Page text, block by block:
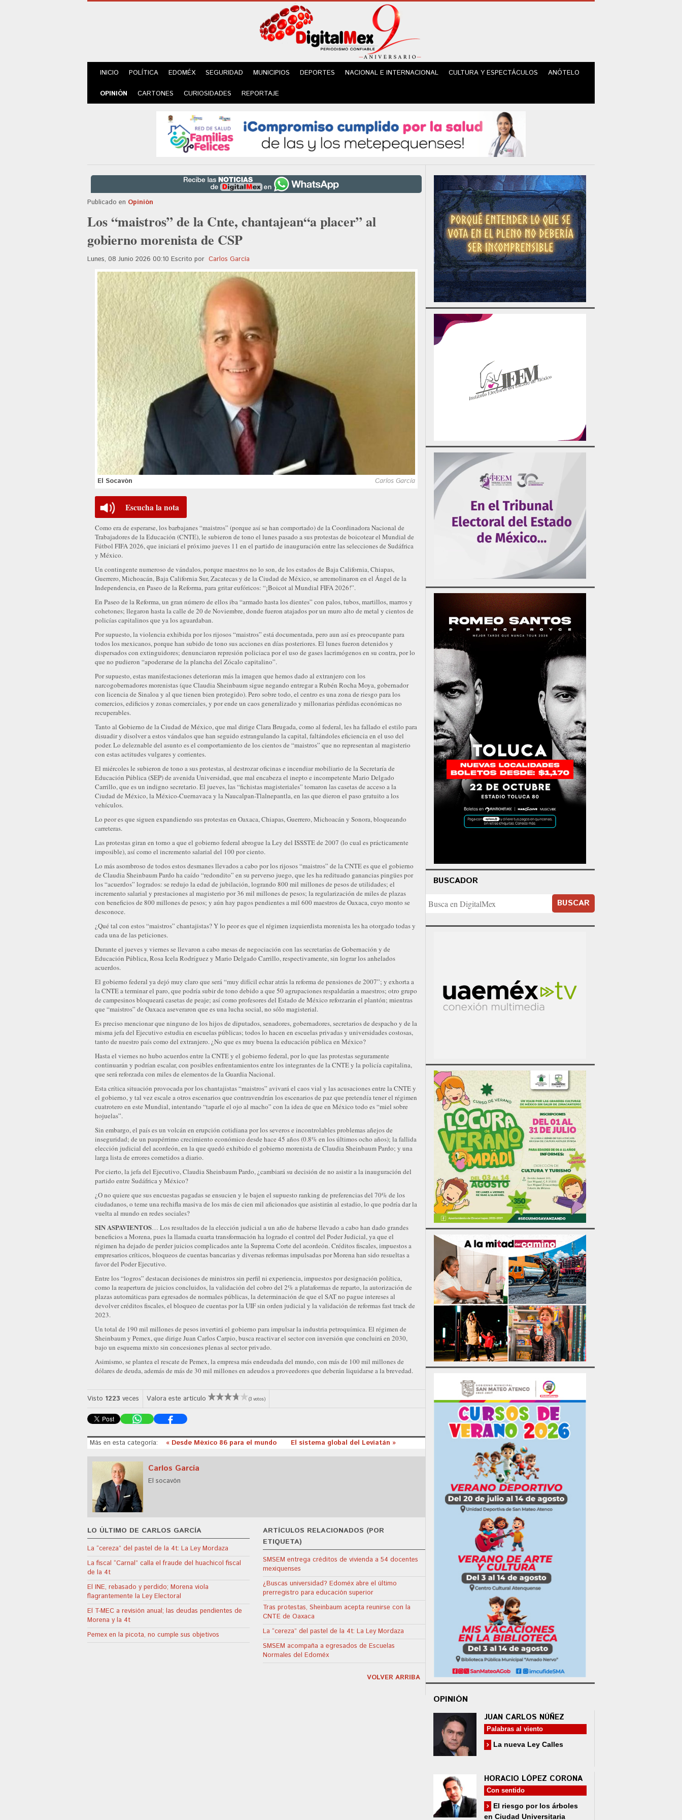
INICIO POLÍTICA EDOMÉX SEGURIDAD MUNICIPIOS DEPORTES NACIONAL E INTERNACIONAL CULTURA Y ESPECTÁCULOS ANÓTELO
OPINIÓN CARTONES CURIOSIDADES REPORTAJE
Publicado en Opinión
Los “maistros” de la Cnte, chantajean“a placer” al
gobierno morenista de CSP
Lunes, 08 Junio 2026 00:10 Escrito por Carlos García
El Socavón Carlos García
Escucha la nota
Como era de esperarse, los barbajanes “maistros” (porque así se han comportado) de la Coordinadora Nacional de
Trabajadores de la Educación (CNTE), le subieron de tono el lunes pasado a sus protestas de boicotear el Mundial de
Fútbol FIFA 2026, que iniciará el próximo jueves 11 en el partido de inauguración entre las selecciones de Sudáfrica
y México.
Un contingente numeroso de vándalos, porque maestros no lo son, de los estados de Baja California, Chiapas,
Guerrero, Michoacán, Baja California Sur, Zacatecas y de la Ciudad de México, se arremolinaron en el Ángel de la
Independencia, en Paseo de la Reforma, para gritar eufóricos: “¡Boicot al Mundial FIFA 2026!”.
En Paseo de la Reforma, un gran número de ellos iba “armado hasta los dientes” con palos, tubos, martillos, marros y
cohetones; llegaron hasta la calle de 20 de Noviembre, donde fueron atajados por un muro alto de metal y cientos de
policías capitalinos que ya los aguardaban.
Por supuesto, la violencia exhibida por los rijosos “maistros” está documentada, pero aun así es preocupante para
todos los mexicanos, porque han subido de tono sus acciones en días posteriores. El lunes fueron detenidos y
dispersados con extinguidores; denunciaron represión policiaca por el uso de gases lacrimógenos en su contra, por lo
que no pudieron “apoderarse de la plancha del Zócalo capitalino”.
Por supuesto, estas manifestaciones deterioran más la imagen que hemos dado al extranjero con los
narcogobernadores morenistas (que Claudia Sheinbaum sigue negando entregar a Rubén Rocha Moya, gobernador
con licencia de Sinaloa y al que tienen bien protegido). Pero sobre todo, el centro es una zona de riesgo para los
comercios, edificios y zonas comerciales, y por ende un caos generalizado y millonarias pérdidas económicas no
recuperables.
Tanto al Gobierno de la Ciudad de México, que mal dirige Clara Brugada, como al federal, les ha fallado el estilo para
disuadir y disolver a estos vándalos que han seguido estrangulando la capital, faltándoles eficiencia en el uso del
poder. Lo deleznable del asunto es el comportamiento de los cientos de “maistros” que no representan al magisterio
con estas actitudes vulgares y corrientes.
El miércoles le subieron de tono a sus protestas, al destrozar oficinas e incendiar mobiliario de la Secretaría de
Educación Pública (SEP) de avenida Universidad, que mal encabeza el inepto e incompetente Mario Delgado
Carrillo, que es un indigno secretario. El jueves, las “fichistas magisteriales” tomaron las casetas de acceso a la
Ciudad de México, la México-Cuernavaca y la Naucalpan-Tlalnepantla, en las que dieron el paso gratuito a los
vehículos.
Lo peor es que siguen expandiendo sus protestas en Oaxaca, Chiapas, Guerrero, Michoacán y Sonora, bloqueando
carreteras.
Las protestas giran en torno a que el gobierno federal abrogue la Ley del ISSSTE de 2007 (lo cual es prácticamente
imposible), así como el incremento salarial del 100 por ciento.
Lo más asombroso de todos estos desmanes llevados a cabo por los rijosos “maistros” de la CNTE es que el gobierno
de Claudia Sheinbaum Pardo ha caído “redondito” en su perverso juego, que les ha redituado ganancias pingües por
los “acuerdos” logrados: se redujo la edad de jubilación, logrando 800 mil millones de pesos de utilidades; el
incremento salarial y prestaciones al magisterio por 36 mil millones de pesos; la regularización de miles de plazas
con beneficios de 800 millones de pesos; y aún hay pagos pendientes a mil 600 maestros de Oaxaca, cuyo monto se
desconoce.
¿Qué tal con estos “maistros” chantajistas? Y lo peor es que el régimen izquierdista morenista les ha otorgado todas y
cada una de las peticiones.
Durante el jueves y viernes se llevaron a cabo mesas de negociación con las secretarías de Gobernación y de
Educación Pública, Rosa Icela Rodríguez y Mario Delgado Carrillo, respectivamente, sin lograr los anhelados
acuerdos.
El gobierno federal ya dejó muy claro que será “muy difícil echar atrás la reforma de pensiones de 2007”; y exhorta a
la CNTE a terminar el paro, que podría subir de tono debido a que 50 agrupaciones respaldarán a maestros; otro grupo
de campesinos bloqueará casetas de peaje; así como profesores del Estado de México reforzarán el plantón; mientras
que “maistros” de Oaxaca aseveraron que es una lucha social, no sólo magisterial.
Es preciso mencionar que ninguno de los hijos de diputados, senadores, gobernadores, secretarios de despacho y de la
misma jefa del Ejecutivo estudia en escuelas públicas; todos lo hacen en escuelas privadas y universidades costosas,
tanto de nuestro país como del extranjero. ¿No que es muy buena la educación pública en México?
Hasta el viernes no hubo acuerdos entre la CNTE y el gobierno federal, por lo que las protestas seguramente
continuarán y podrían escalar, con posibles enfrentamientos entre los integrantes de la CNTE y la policía capitalina,
que será reforzada con miles de elementos de la Guardia Nacional.
Esta crítica situación provocada por los chantajistas “maistros” avivará el caos vial y las acusaciones entre la CNTE y
el gobierno, y tal vez escale a otros escenarios que contravendrán los escenarios de paz que pretendía tener el régimen
cuatrotero en este Mundial, intentando “taparle el ojo al macho” con la idea de que en México todo es “miel sobre
hojuelas”.
Sin embargo, el país es un volcán en erupción cotidiana por los severos e incontrolables problemas añejos de
inseguridad; de un paupérrimo crecimiento económico desde hace 45 años (0.8% en los últimos ocho años); la fallida
elección judicial del acordeón, en la que quedó exhibido el gobierno morenista de Claudia Sheinbaum Pardo; y una
larga lista de errores cometidos a diario.
Por cierto, la jefa del Ejecutivo, Claudia Sheinbaum Pardo, ¿cambiará su decisión de no asistir a la inauguración del
partido entre Sudáfrica y México?
¿O no quiere que sus encuestas pagadas se ensucien y le bajen el supuesto ranking de preferencias del 70% de los
ciudadanos, o teme una rechifla masiva de los más de cien mil aficionados que asistirán al estadio, lo que podría dar la
vuelta al mundo en redes sociales?
SIN ASPAVIENTOS… Los resultados de la elección judicial a un año de haberse llevado a cabo han dado grandes
beneficios a Morena, pues la llamada cuarta transformación ha logrado el control del Poder Judicial, ya que el
régimen ha dejado de perder juicios complicados ante la Suprema Corte del acordeón. Créditos fiscales, impuestos a
empresarios críticos, bloqueos de cuentas bancarias y diversas reformas impulsadas por Morena han sido resueltas a
favor del Poder Ejecutivo.
Entre los “logros” destacan decisiones de ministros sin perfil ni experiencia, impuestos por designación política,
como la reapertura de juicios concluidos, la validación del cobro del 2% a plataformas de reparto, la autorización de
plazas automáticas para egresados de normales públicas, la determinación de que el SAT no pague intereses al
devolver créditos fiscales, el bloqueo de cuentas por la UIF sin orden judicial y la validación de reformas fast track de
2023.
Un total de 190 mil millones de pesos invertirá el gobierno para impulsar la industria petroquímica. El régimen de
Sheinbaum y Pemex, que dirige Juan Carlos Carpio, busca reactivar el sector con inversión que concluirá en 2030,
bajo un esquema mixto sin concesiones plenas al sector privado.
Asimismo, se plantea el rescate de Pemex, la empresa más endeudada del mundo, con más de 100 mil millones de
dólares de deuda, además de más de 30 mil millones en adeudos a proveedores que deberán liquidarse a la brevedad.
Visto 1223 veces Valora este artículo (3 votos)
Más en esta categoría: « Desde México 86 para el mundo El sistema global del Leviatán »
Carlos García
El socavón
LO ÚLTIMO DE CARLOS GARCÍA
La “cereza” del pastel de la 4t: La Ley Mordaza
La fiscal “Carnal” calla el fraude del huachicol fiscal
de la 4t
El INE, rebasado y perdido; Morena viola
flagrantemente la Ley Electoral
El T-MEC a revisión anual; las deudas pendientes de
Morena y la 4t
Pemex en la picota, no cumple sus objetivos
ARTÍCULOS RELACIONADOS (POR
ETIQUETA)
SMSEM entrega créditos de vivienda a 54 docentes
mexiquenses
¿Buscas universidad? Edoméx abre el último
prerregistro para educación superior
Tras protestas, Sheinbaum acepta reunirse con la
CNTE de Oaxaca
La “cereza” del pastel de la 4t: La Ley Mordaza
SMSEM acompaña a egresados de Escuelas
Normales del Edoméx
VOLVER ARRIBA
BUSCADOR
BUSCAR
OPINIÓN
JUAN CARLOS NÚÑEZ
Palabras al viento
La nueva Ley Calles
HORACIO LÓPEZ CORONA
Con sentido
El riesgo por los árboles
en Ciudad Universitaria